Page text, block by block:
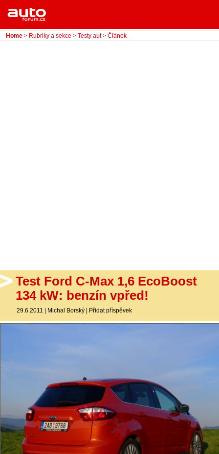
Home
Rubriky
Home > Rubriky a sekce > Testy aut> Článek
Test Ford C-Max 1,6 EcoBoost
134 kW: benzín vpřed!
29.6.2011 | Michal Borský | Přidat příspěvek